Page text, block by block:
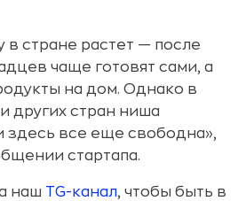
в стране растет — после
чаще готовят сами, а
на дом. Однако в
других стран ниша
здесь все еще свободна»,
стартапа.
наш TG-канал, чтобы быть в